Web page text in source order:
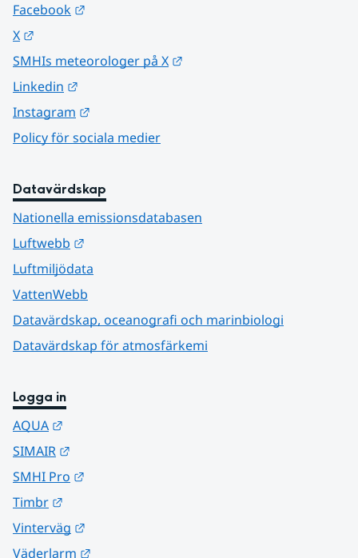
Facebook
X
SMHIs meteorologer på X
Linkedin
Instagram
Policy för sociala medier
Datavärdskap
Nationella emissionsdatabasen
Luftwebb
Luftmiljödata
VattenWebb
Datavärdskap, oceanografi och marinbiologi
Datavärdskap för atmosfärkemi
Logga in
AQUA
SIMAIR
SMHI Pro
Timbr
Vinterväg
Väderlarm